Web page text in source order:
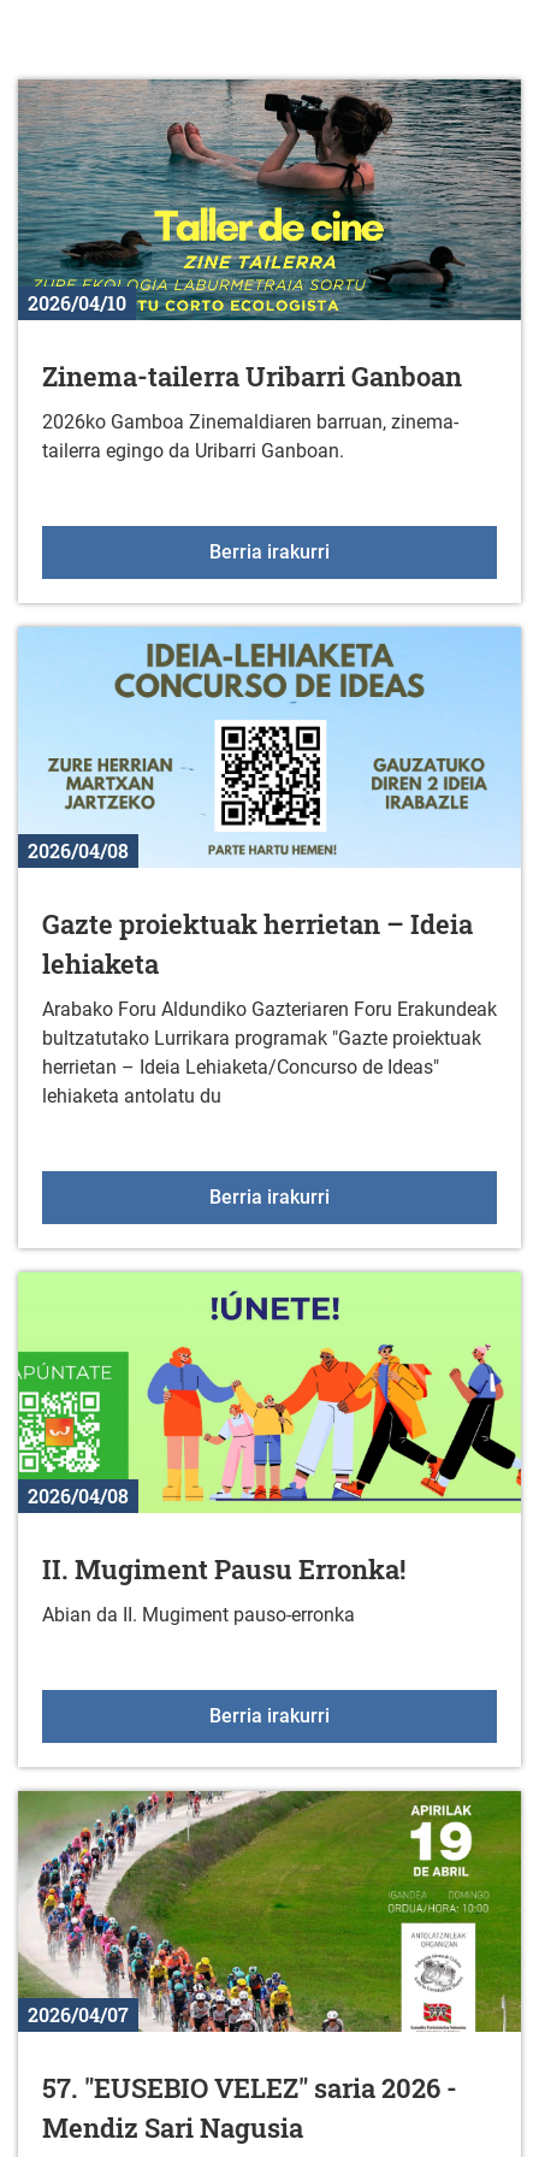
2026/04/10
Zinema-tailerra Uribarri Ganboan
2026ko Gamboa Zinemaldiaren barruan, zinema-
tailerra egingo da Uribarri Ganboan.
Berria irakurri
2026/04/08
Gazte proiektuak herrietan – Ideia
lehiaketa
Arabako Foru Aldundiko Gazteriaren Foru Erakundeak
bultzatutako Lurrikara programak "Gazte proiektuak
herrietan – Ideia Lehiaketa/Concurso de Ideas"
lehiaketa antolatu du
Berria irakurri
2026/04/08
II. Mugiment Pausu Erronka!
Abian da II. Mugiment pauso-erronka
Berria irakurri
2026/04/07
57. "EUSEBIO VELEZ" saria 2026 -
Mendiz Sari Nagusia